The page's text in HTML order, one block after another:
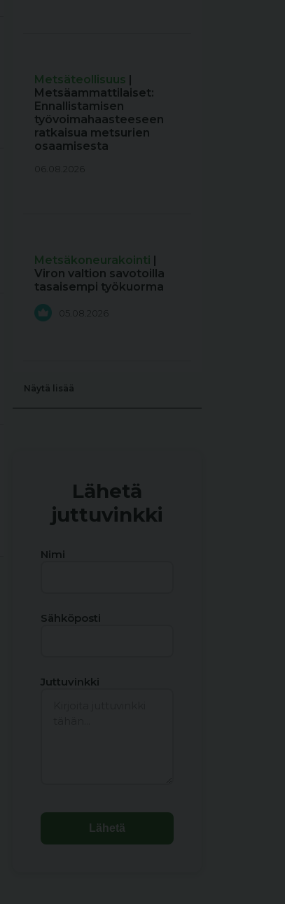
Metsäteollisuus |
Metsäammattilaiset:
Ennallistamisen
työvoimahaasteeseen
ratkaisua metsurien
osaamisesta
06.08.2026
Metsäkoneurakointi |
Viron valtion savotoilla
tasaisempi työkuorma
05.08.2026
Näytä lisää
Lähetä
juttuvinkki
Nimi
Sähköposti
Juttuvinkki
Lähetä